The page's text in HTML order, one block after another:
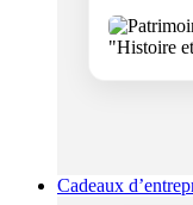
"Histoire
Cadeaux